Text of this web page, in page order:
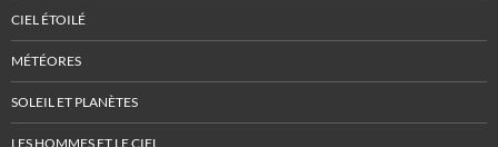
CIEL ÉTOILÉ
MÉTÉORES
SOLEIL ET PLANÈTES
LES HOMMES ET LE CIEL